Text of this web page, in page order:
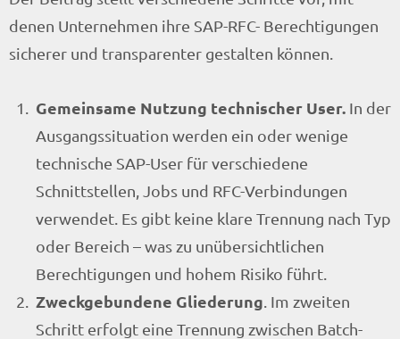
denen Unternehmen ihre SAP-RFC- Berechtigungen
sicherer und transparenter gestalten können.
Gemeinsame Nutzung technischer User. In der
Ausgangssituation werden ein oder wenige
technische SAP-User für verschiedene
Schnittstellen, Jobs und RFC-Verbindungen
verwendet. Es gibt keine klare Trennung nach Typ
oder Bereich – was zu unübersichtlichen
Berechtigungen und hohem Risiko führt.
Zweckgebundene Gliederung . Im zweiten
Schritt erfolgt eine Trennung zwischen Batch-